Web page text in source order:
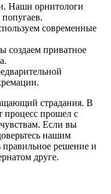
Наши орнитологи
современные
создаем приватное
страдания. В
процесс прошел с
Если вы
нашим
решение и
друге.